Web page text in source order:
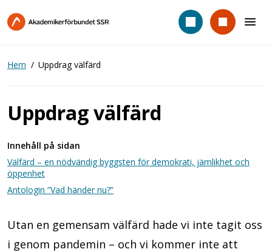
till
Hem Uppdrag välfärd
Uppdrag välfärd
Innehåll på sidan
Välfärd – en nödvändig byggsten för demokrati, jämlikhet och
öppenhet
Antologin ”Vad händer nu?”
Utan en gemensam välfärd hade vi inte tagit oss
i genom pandemin – och vi kommer inte att